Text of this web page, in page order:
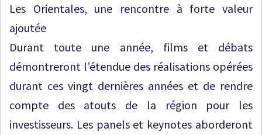
Les Orientales, une rencontre à forte valeur
ajoutée
Durant toute une année, films et débats
démontreront l’étendue des réalisations opérées
durant ces vingt dernières années et de rendre
compte des atouts de la région pour les
investisseurs. Les panels et keynotes aborderont